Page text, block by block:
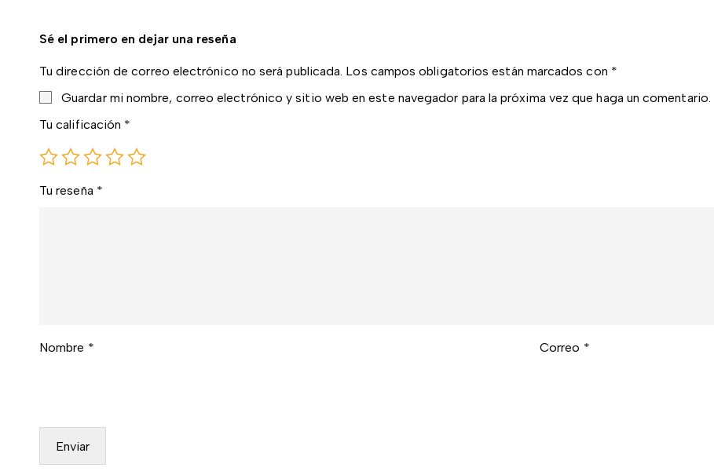
Sé el primero en dejar una reseña
Tu dirección de correo electrónico no será publicada. Los campos obligatorios están marcados con *
Guardar mi nombre, correo electrónico y sitio web en este navegador para la próxima vez que haga un comentario.
Tu calificación *
Tu reseña *
Nombre * Correo *